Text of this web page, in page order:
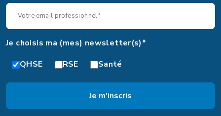
Je choisis ma (mes) newsletter(s)*
QHSE
RSE Santé